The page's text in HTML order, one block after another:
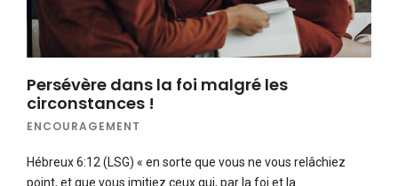
Persévère dans la foi malgré les
circonstances !
ENCOURAGEMENT
Hébreux 6:12 (LSG) « en sorte que vous ne vous relâchiez
point, et que vous imitiez ceux qui, par la foi et la